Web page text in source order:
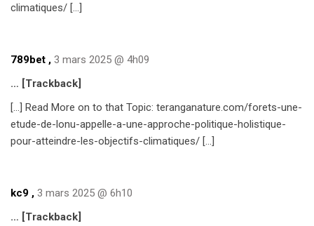
climatiques/ […]
789bet , 3 mars 2025 @ 4h09
… [Trackback]
[…] Read More on to that Topic: teranganature.com/forets-une-
etude-de-lonu-appelle-a-une-approche-politique-holistique-
pour-atteindre-les-objectifs-climatiques/ […]
kc9 , 3 mars 2025 @ 6h10
… [Trackback]